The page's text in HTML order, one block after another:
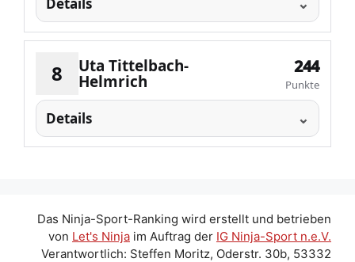
8 Uta Tittelbach-
Helmrich
244
Punkte
Details
Das Ninja-Sport-Ranking wird erstellt und betrieben
von Let's Ninja im Auftrag der IG Ninja-Sport n.e.V.
Verantwortlich: Steffen Moritz, Oderstr. 30b, 53332